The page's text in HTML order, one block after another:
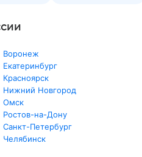
Воронеж
Екатеринбург
Красноярск
Нижний Новгород
Омск
Ростов-на-Дону
Санкт-Петербург
Челябинск